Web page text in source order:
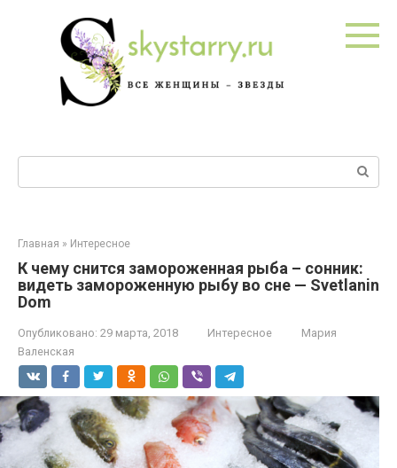
Поиск:
Главная » Интересное
К чему снится замороженная рыба – сонник:
видеть замороженную рыбу во сне — Svetlanin
Dom
Опубликовано: 29 марта, 2018 Интересное
Мария
Валенская